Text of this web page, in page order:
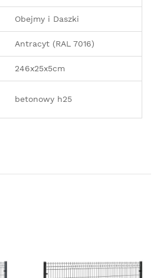
Obejmy i Daszki
Antracyt (RAL 7016)
246x25x5cm
betonowy h25